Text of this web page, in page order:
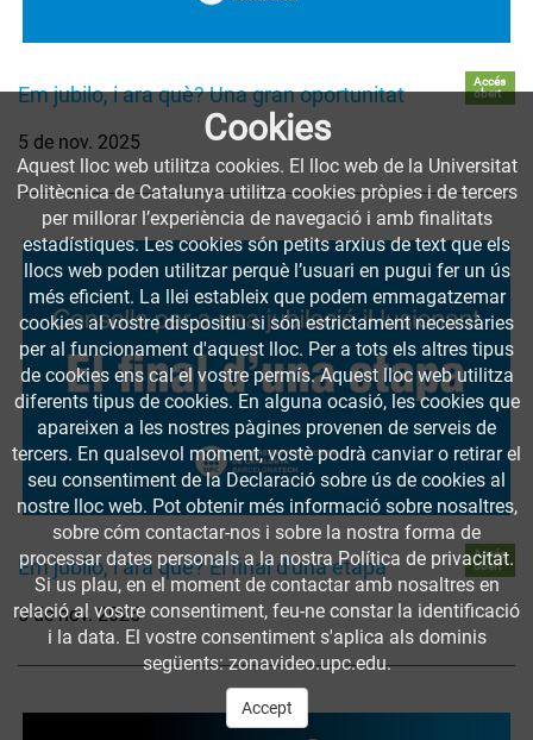
Em jubilo, i ara què? Una gran oportunitat
Accés
obert
5 de nov. 2025
Em jubilo, i ara què? El final d'una etapa
Accés
obert
5 de nov. 2025
Cookies
Aquest lloc web utilitza cookies. El lloc web de la Universitat
Politècnica de Catalunya utilitza cookies pròpies i de tercers
per millorar l’experiència de navegació i amb finalitats
estadístiques. Les cookies són petits arxius de text que els
llocs web poden utilitzar perquè l’usuari en pugui fer un ús
més eficient. La llei estableix que podem emmagatzemar
cookies al vostre dispositiu si són estrictament necessàries
per al funcionament d'aquest lloc. Per a tots els altres tipus
de cookies ens cal el vostre permís. Aquest lloc web utilitza
diferents tipus de cookies. En alguna ocasió, les cookies que
apareixen a les nostres pàgines provenen de serveis de
tercers. En qualsevol moment, vostè podrà canviar o retirar el
seu consentiment de la Declaració sobre ús de cookies al
nostre lloc web. Pot obtenir més informació sobre nosaltres,
sobre cóm contactar-nos i sobre la nostra forma de
processar dates personals a la nostra Política de privacitat.
Si us plau, en el moment de contactar amb nosaltres en
relació al vostre consentiment, feu-ne constar la identificació
i la data. El vostre consentiment s'aplica als dominis
següents: zonavideo.upc.edu.
Accept